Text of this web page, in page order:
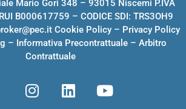
Mario Gori 348 – 93015 Niscemi P.IVA
B000617759 – CODICE SDI: TRS3OH9
Cookie Policy– Privacy Policy
– Informativa Precontrattuale– Arbitro
Contrattuale